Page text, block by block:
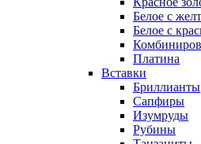
Белое с
Белое с
Платина
Вставки
Бриллианты
Сапфиры
Изумруды
Рубины